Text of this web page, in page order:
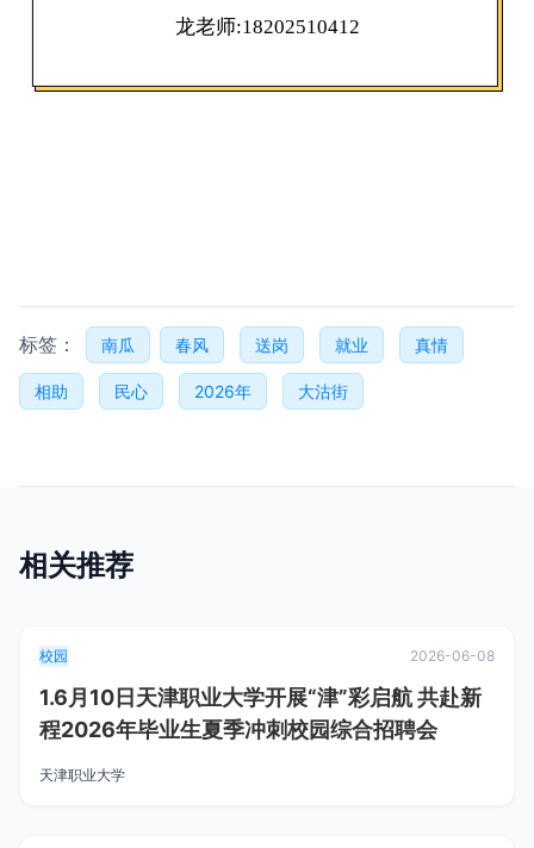
龙老师:18202510412
标签： 南瓜 春风 送岗 就业 真情
相助 民心 2026年 大沽街
相关推荐
校园 2026-06-08
1.6月10日天津职业大学开展“津”彩启航 共赴新
程2026年毕业生夏季冲刺校园综合招聘会
天津职业大学